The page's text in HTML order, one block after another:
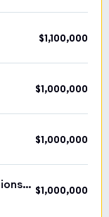
$1,100,000
$1,000,000
$1,000,000
Thunderpick World Championship 2026 $1,000,000